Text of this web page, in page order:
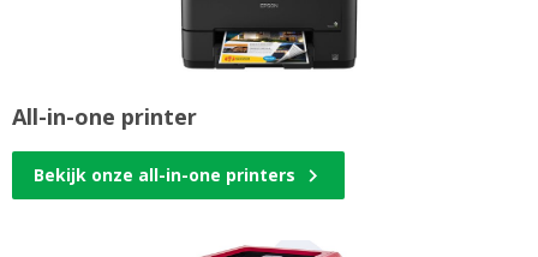
All-in-one printer
Bekijk onze all-in-one printers